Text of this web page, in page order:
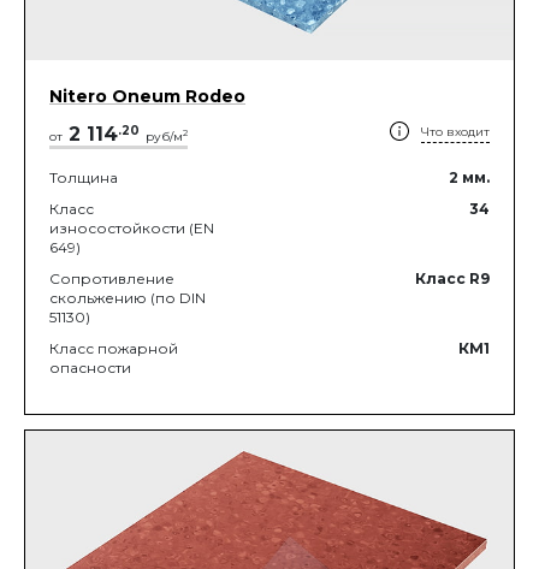
Nitero Oneum Rodeo
от 2 114.20 руб/м2 Что входит
Толщина 2 мм.
Класс
износостойкости (EN
649)
34
Сопротивление
скольжению (по DIN
51130)
Класс R9
Класс пожарной
опасности
КМ1